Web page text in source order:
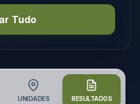
Tecmedia
Tudo
UNIDADES RESULTADOS